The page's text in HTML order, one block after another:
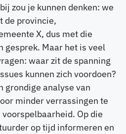
zou je kunnen denken: we
de provincie,
X, dus met die
gesprek. Maar het is veel
waar zit de spanning
kunnen zich voordoen?
grondige analyse van
minder verrassingen te
Op die
op tijd informeren en